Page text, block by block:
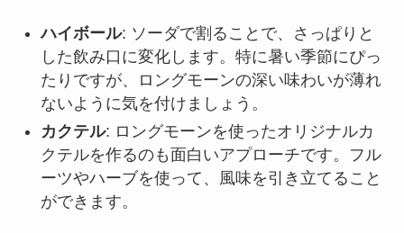
ハイボール: ソーダで割ることで、さっぱりと
した飲み口に変化します。特に暑い季節にぴっ
たりですが、ロングモーンの深い味わいが薄れ
ないように気を付けましょう。
カクテル: ロングモーンを使ったオリジナルカ
クテルを作るのも面白いアプローチです。フル
ーツやハーブを使って、風味を引き立てること
ができます。